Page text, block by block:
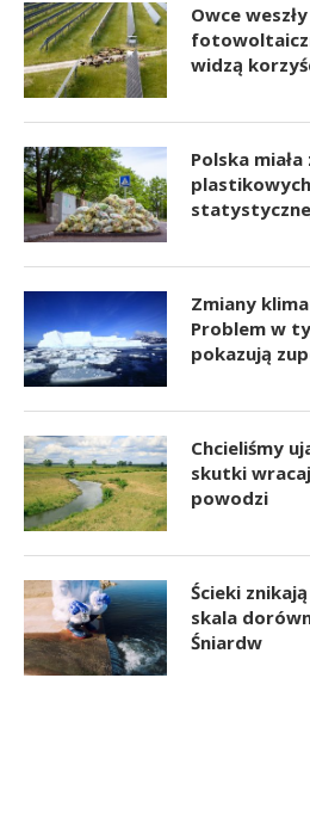
Owce
widzą
Polska
Zmiany
Problem w
pokazują
Chcieliśmy
skutki
powodzi
Ścieki
skala
Śniardw